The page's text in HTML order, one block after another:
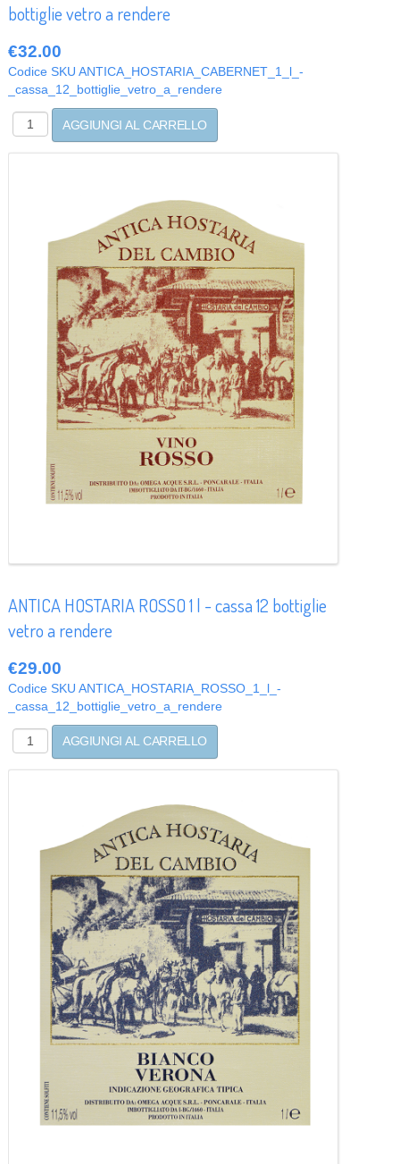
bottiglie vetro a rendere
€32.00
Codice SKU ANTICA_HOSTARIA_CABERNET_1_l_-
_cassa_12_bottiglie_vetro_a_rendere
ANTICA HOSTARIA ROSSO 1 l - cassa 12 bottiglie
vetro a rendere
€29.00
Codice SKU ANTICA_HOSTARIA_ROSSO_1_l_-
_cassa_12_bottiglie_vetro_a_rendere